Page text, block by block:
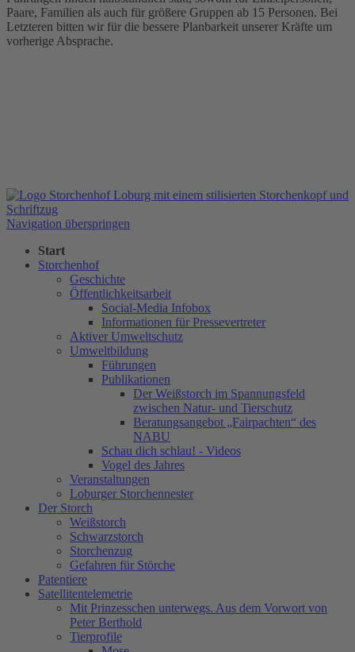
Paare, Familien als auch für größere Gruppen ab 15 Personen. Bei
Letzteren bitten wir für die bessere Planbarkeit unserer Kräfte um
vorherige Absprache.
Navigation überspringen
Start
Storchenhof
Geschichte
Öffentlichkeitsarbeit
Social-Media Infobox
Informationen für Pressevertreter
Aktiver Umweltschutz
Umweltbildung
Führungen
Publikationen
Der Weißstorch im Spannungsfeld
zwischen Natur- und Tierschutz
Beratungsangebot „Fairpachten“ des
NABU
Schau dich schlau! - Videos
Vogel des Jahres
Veranstaltungen
Loburger Storchennester
Der Storch
Weißstorch
Schwarzstorch
Storchenzug
Gefahren für Störche
Patentiere
Satellitentelemetrie
Mit Prinzesschen unterwegs. Aus dem Vorwort von
Peter Berthold
Tierprofile